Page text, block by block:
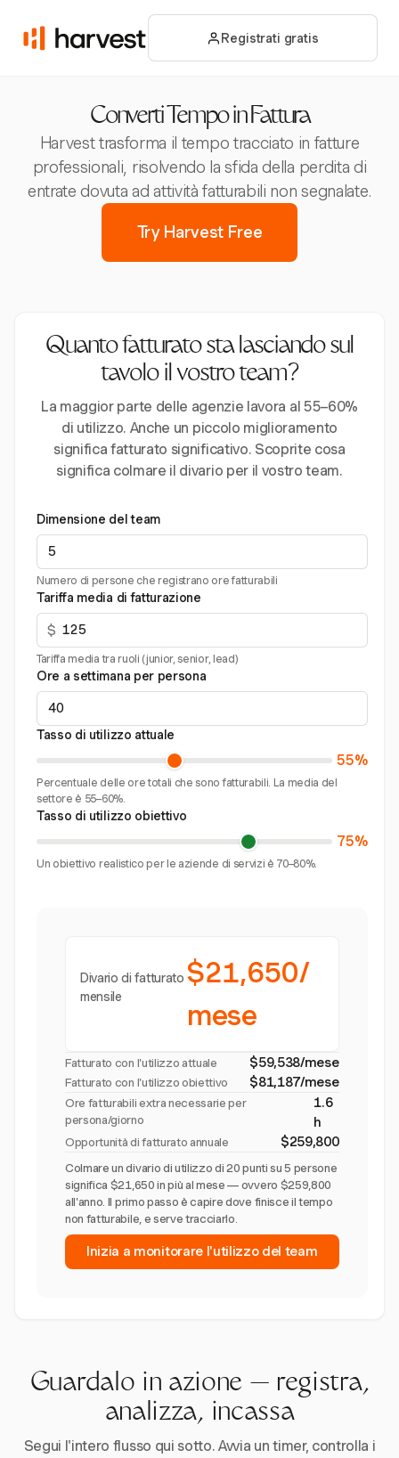
Registrati gratis
Converti Tempo in Fattura
Harvest trasforma il tempo tracciato in fatture
professionali, risolvendo la sfida della perdita di
entrate dovuta ad attività fatturabili non segnalate.
Try Harvest Free
Quanto fatturato sta lasciando sul
tavolo il vostro team?
La maggior parte delle agenzie lavora al 55–60%
di utilizzo. Anche un piccolo miglioramento
significa fatturato significativo. Scoprite cosa
significa colmare il divario per il vostro team.
Dimensione del team
Numero di persone che registrano ore fatturabili
Tariffa media di fatturazione
$
Tariffa media tra ruoli (junior, senior, lead)
Ore a settimana per persona
Tasso di utilizzo attuale
55%
Percentuale delle ore totali che sono fatturabili. La media del
settore è 55–60%.
Tasso di utilizzo obiettivo
75%
Un obiettivo realistico per le aziende di servizi è 70–80%.
Divario di fatturato
mensile
$21,650/
mese
Fatturato con l'utilizzo attuale $59,538/mese
Fatturato con l'utilizzo obiettivo $81,187/mese
Ore fatturabili extra necessarie per
persona/giorno
1.6
h
Opportunità di fatturato annuale $259,800
Colmare un divario di utilizzo di 20 punti su 5 persone
significa $21,650 in più al mese — ovvero $259,800
all'anno. Il primo passo è capire dove finisce il tempo
non fatturabile, e serve tracciarlo.
Inizia a monitorare l'utilizzo del team
Guardalo in azione — registra,
analizza, incassa
Segui l'intero flusso qui sotto. Avvia un timer, controlla i